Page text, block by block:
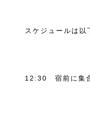
スケジュールは
12:30 宿前に集